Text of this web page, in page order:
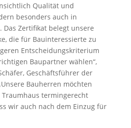
Qualität und
besonders auch in
Zertifikat belegt unsere
die für Bauinteressierte zu
Entscheidungskriterium
Baupartner wählen“,
Geschäftsführer der
Bauherren möchten
termingerecht
wir auch nach dem Einzug für